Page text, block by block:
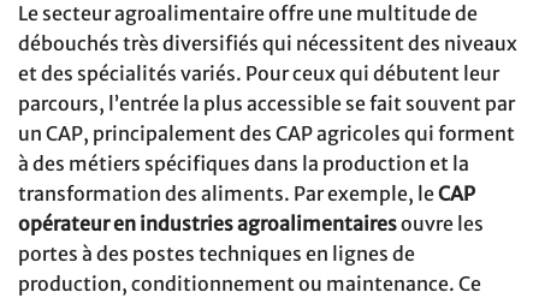
Le secteur agroalimentaire offre une multitude de
débouchés très diversifiés qui nécessitent des niveaux
et des spécialités variés. Pour ceux qui débutent leur
parcours, l’entrée la plus accessible se fait souvent par
un CAP, principalement des CAP agricoles qui forment
à des métiers spécifiques dans la production et la
transformation des aliments. Par exemple, leCAP
opérateur en industries agroalimentairesouvre les
portes à des postes techniques en lignes de
production, conditionnement ou maintenance. Ce